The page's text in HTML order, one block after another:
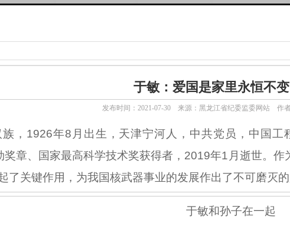
于敏：爱国是家里永恒不
发布时间：2021-07-30 来源：黑龙江省纪委监委网站 作
1926年8月出生，天津宁河人，中共党员，中国工
奖章、国家最高科学技术奖获得者，2019年1月逝世。
了关键作用，为我国核武器事业的发展作出了不可磨灭
于敏和孙子在一起